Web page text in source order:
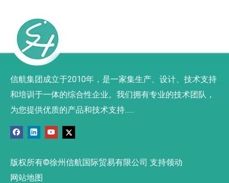
信航集团成立于2010年，是一家集生产、设计、技术支持
和培训于一体的综合性企业。我们拥有专业的技术团队，
为您提供优质的产品和技术支持......
版权所有©徐州信航国际贸易有限公司 支持领动
网站地图